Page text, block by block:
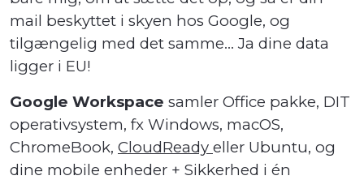
mail beskyttet i skyen hos Google, og
tilgængelig med det samme... Ja dine data
ligger i EU!
Google Workspace samler Office pakke, DIT
operativsystem, fx Windows, macOS,
ChromeBook, CloudReady eller Ubuntu, og
dine mobile enheder + Sikkerhed i én